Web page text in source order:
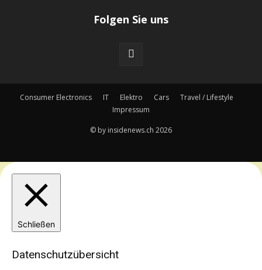
Folgen Sie uns
Consumer Electronics IT Elektro Cars
Travel / Lifestyle
Impressum
© by insidenews.ch 2026
Schließen
Datenschutzübersicht